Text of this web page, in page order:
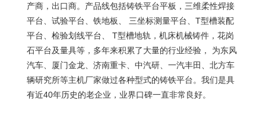
产商，出口商。产品线包括铸铁平台平板，三维柔性焊接
平台、试验平台、铁地板、 三坐标测量平台、T型槽装配
平台、检验划线平台、 T型槽地轨，机床机械铸件，花岗
石平台及量具等，多年来积累了大量的行业经验， 为东风
汽车、厦门金龙、济南重卡、中汽研、一汽丰田、北方车
辆研究所等主机厂家做过各种型式的铸铁平台。我们是具
有近40年历史的老企业，业界口碑一直非常良好。